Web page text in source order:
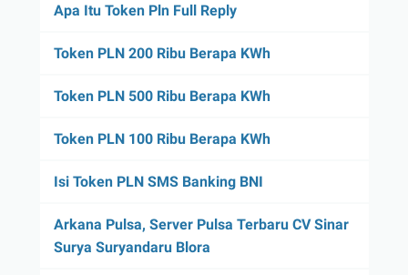
Apa Itu Token Pln Full Reply
Token PLN 200 Ribu Berapa KWh
Token PLN 500 Ribu Berapa KWh
Token PLN 100 Ribu Berapa KWh
Isi Token PLN SMS Banking BNI
Arkana Pulsa, Server Pulsa Terbaru CV Sinar
Surya Suryandaru Blora